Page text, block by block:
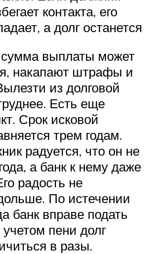
контакта, его
а долг останется
сумма выплаты может
накапают штрафы и
из долговой
Есть еще
Срок исковой
трем годам.
радуется, что он не
а банк к нему даже
радость не
По истечении
банк вправе подать
пени долг
в разы.